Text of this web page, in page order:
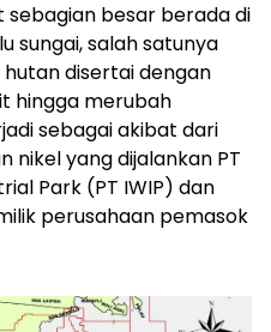
besar berada di
sungai, salah satunya
hutan disertai dengan
hingga merubah
sebagai akibat dari
nikel yang dijalankan PT
Park (PT IWIP) dan
perusahaan pemasok